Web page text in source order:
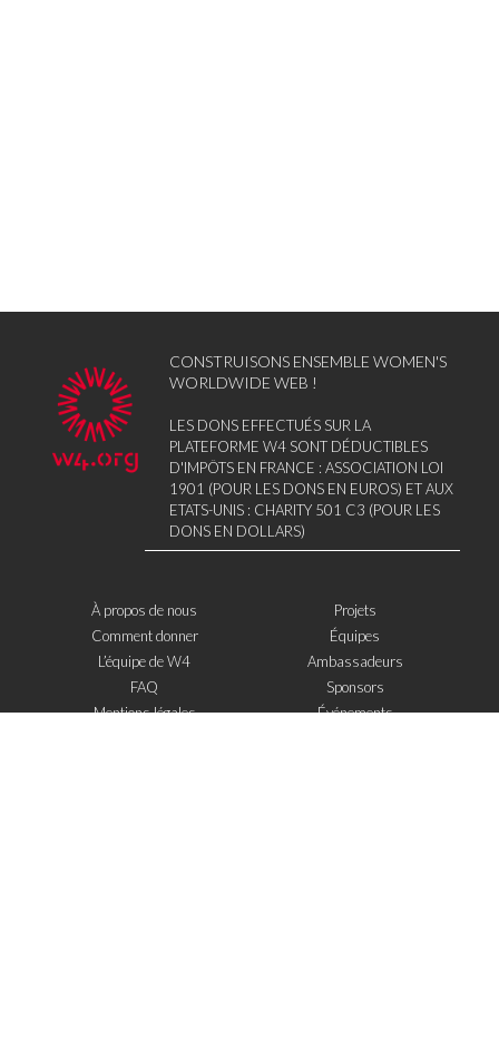
CONSTRUISONS ENSEMBLE WOMEN'S
WORLDWIDE WEB !
LES DONS EFFECTUÉS SUR LA
PLATEFORME W4 SONT DÉDUCTIBLES
D'IMPÔTS EN FRANCE : ASSOCIATION LOI
1901 (POUR LES DONS EN EUROS) ET AUX
ETATS-UNIS : CHARITY 501 C3 (POUR LES
DONS EN DOLLARS)
À propos de nous
Comment donner
L’équipe de W4
FAQ
Mentions légales
Projets
Équipes
Ambassadeurs
Sponsors
Événements